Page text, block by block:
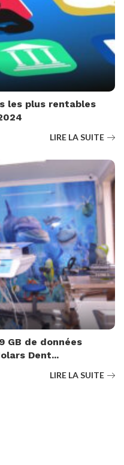
les plus rentables
LIRE LA SUITE
GB de données
Dent...
LIRE LA SUITE